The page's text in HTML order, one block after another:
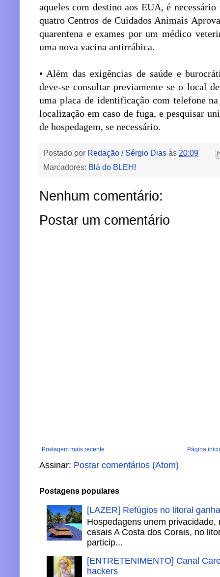
aqueles com destino aos EUA, é
quatro Centros de Cuidados Animais
quarentena e exames por um médico
uma nova vacina antirrábica.
• Além das exigências de saúde e
deve-se consultar previamente se o local
uma placa de identificação com telefone
localização em caso de fuga, e pesquisar
de hospedagem, se necessário.
Postado por Redação / Sérgio Dias às 20:09
Marcadores: Blá do BLEH!
Nenhum comentário:
Postar um comentário
Postagem mais recente Página
Assinar: Postar comentários (Atom)
Postagens populares
[LAZER] Refúgios no litoral
Hospedagens unem
casais A Costa dos Corais, no
particip...
[ENTRETENIMENTO] Canal
hackers